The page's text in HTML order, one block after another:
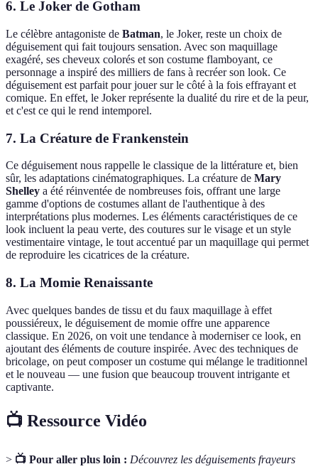
6. Le Joker de Gotham
Le célèbre antagoniste de Batman, le Joker, reste un choix de
déguisement qui fait toujours sensation. Avec son maquillage
exagéré, ses cheveux colorés et son costume flamboyant, ce
personnage a inspiré des milliers de fans à recréer son look. Ce
déguisement est parfait pour jouer sur le côté à la fois effrayant et
comique. En effet, le Joker représente la dualité du rire et de la peur,
et c'est ce qui le rend intemporel.
7. La Créature de Frankenstein
Ce déguisement nous rappelle le classique de la littérature et, bien
sûr, les adaptations cinématographiques. La créature de Mary
Shelley a été réinventée de nombreuses fois, offrant une large
gamme d'options de costumes allant de l'authentique à des
interprétations plus modernes. Les éléments caractéristiques de ce
look incluent la peau verte, des coutures sur le visage et un style
vestimentaire vintage, le tout accentué par un maquillage qui permet
de reproduire les cicatrices de la créature.
8. La Momie Renaissante
Avec quelques bandes de tissu et du faux maquillage à effet
poussiéreux, le déguisement de momie offre une apparence
classique. En 2026, on voit une tendance à moderniser ce look, en
ajoutant des éléments de couture inspirée. Avec des techniques de
bricolage, on peut composer un costume qui mélange le traditionnel
et le nouveau — une fusion que beaucoup trouvent intrigante et
captivante.
📺 Ressource Vidéo
> 📺 Pour aller plus loin : Découvrez les déguisements frayeurs